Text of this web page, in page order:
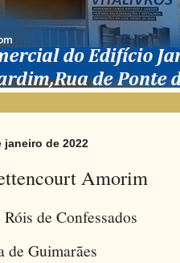
janeiro de 2022
Amorim
de Confessados
de Guimarães